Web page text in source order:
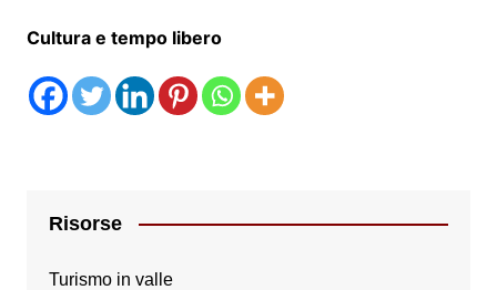
Cultura e tempo libero
Risorse
Turismo in valle